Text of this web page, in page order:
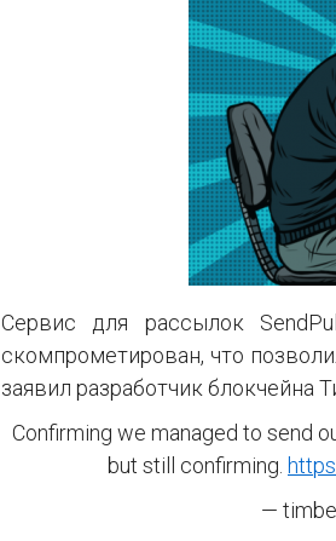
Сервис для рассылок
скомпрометирован, что
заявил разработчик блокчейна
Confirming we managed to send
but still confirming.
—